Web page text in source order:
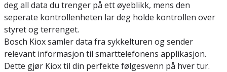
deg all data du trenger på ett øyeblikk, mens den
seperate kontrollenheten lar deg holde kontrollen over
styret og terrenget.
Bosch Kiox samler data fra sykkelturen og sender
relevant informasjon til smarttelefonens applikasjon.
Dette gjør Kiox til din perfekte følgesvenn på hver tur.